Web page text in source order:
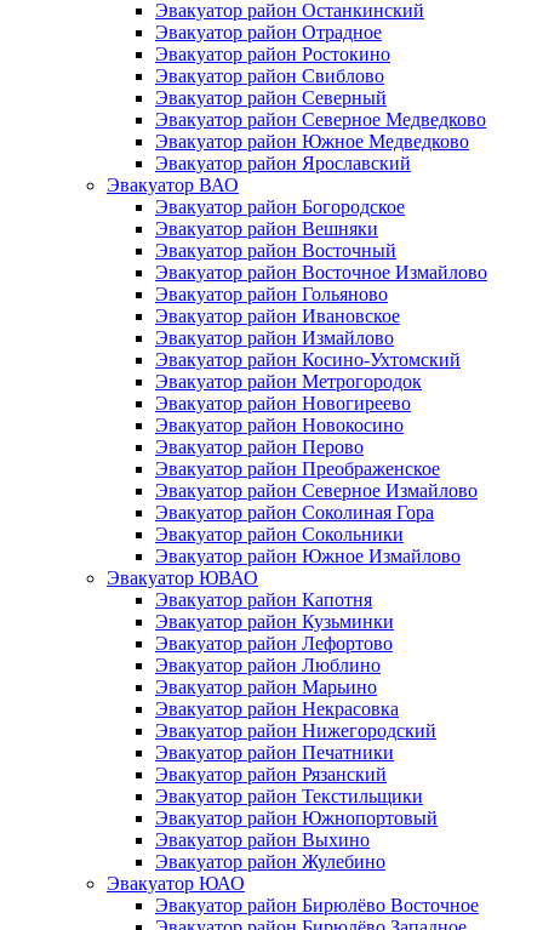
Эвакуатор район Останкинский
Эвакуатор район Отрадное
Эвакуатор район Ростокино
Эвакуатор район Свиблово
Эвакуатор район Северный
Эвакуатор район Северное Медведково
Эвакуатор район Южное Медведково
Эвакуатор район Ярославский
Эвакуатор ВАО
Эвакуатор район Богородское
Эвакуатор район Вешняки
Эвакуатор район Восточный
Эвакуатор район Восточное Измайлово
Эвакуатор район Гольяново
Эвакуатор район Ивановское
Эвакуатор район Измайлово
Эвакуатор район Косино-Ухтомский
Эвакуатор район Метрогородок
Эвакуатор район Новогиреево
Эвакуатор район Новокосино
Эвакуатор район Перово
Эвакуатор район Преображенское
Эвакуатор район Северное Измайлово
Эвакуатор район Соколиная Гора
Эвакуатор район Сокольники
Эвакуатор район Южное Измайлово
Эвакуатор ЮВАО
Эвакуатор район Капотня
Эвакуатор район Кузьминки
Эвакуатор район Лефортово
Эвакуатор район Люблино
Эвакуатор район Марьино
Эвакуатор район Некрасовка
Эвакуатор район Нижегородский
Эвакуатор район Печатники
Эвакуатор район Рязанский
Эвакуатор район Текстильщики
Эвакуатор район Южнопортовый
Эвакуатор район Выхино
Эвакуатор район Жулебино
Эвакуатор ЮАО
Эвакуатор район Бирюлёво Восточное